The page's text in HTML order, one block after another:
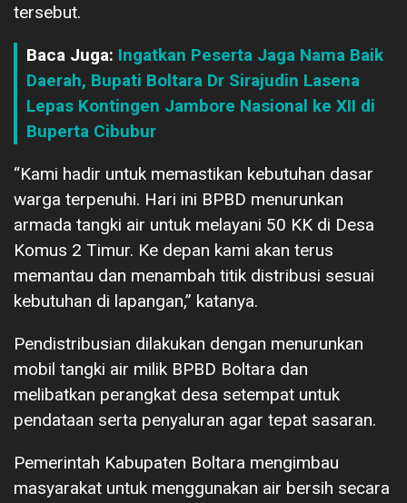
tersebut.
Baca Juga: Ingatkan Peserta Jaga Nama Baik
Daerah, Bupati Boltara Dr Sirajudin Lasena
Lepas Kontingen Jambore Nasional ke XII di
Buperta Cibubur
“Kami hadir untuk memastikan kebutuhan dasar
warga terpenuhi. Hari ini BPBD menurunkan
armada tangki air untuk melayani 50 KK di Desa
Komus 2 Timur. Ke depan kami akan terus
memantau dan menambah titik distribusi sesuai
kebutuhan di lapangan,” katanya.
Pendistribusian dilakukan dengan menurunkan
mobil tangki air milik BPBD Boltara dan
melibatkan perangkat desa setempat untuk
pendataan serta penyaluran agar tepat sasaran.
Pemerintah Kabupaten Boltara mengimbau
masyarakat untuk menggunakan air bersih secara